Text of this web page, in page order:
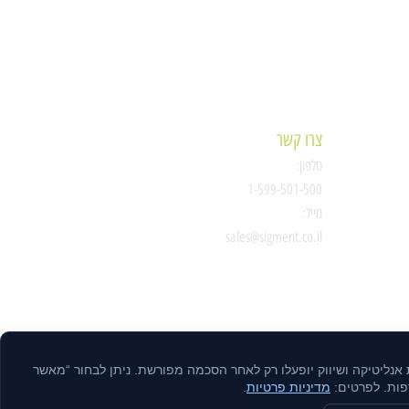
צרו קשר
טלפון:
1-599-501-500
מייל:
sales@sigment.co.il
אנליטיקה ושיווק יופעלו רק לאחר הסכמה מפורשת. ניתן לבחור “מאשר
לפרטים: מדיניות פרטיות.